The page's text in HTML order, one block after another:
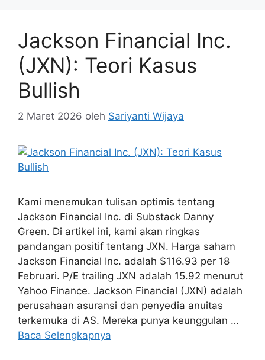
Jackson Financial Inc.
(JXN): Teori Kasus
Bullish
2 Maret 2026 oleh Sariyanti Wijaya
Kami menemukan tulisan optimis tentang
Jackson Financial Inc. di Substack Danny
Green. Di artikel ini, kami akan ringkas
pandangan positif tentang JXN. Harga saham
Jackson Financial Inc. adalah $116.93 per 18
Februari. P/E trailing JXN adalah 15.92 menurut
Yahoo Finance. Jackson Financial (JXN) adalah
perusahaan asuransi dan penyedia anuitas
terkemuka di AS. Mereka punya keunggulan …
Baca Selengkapnya